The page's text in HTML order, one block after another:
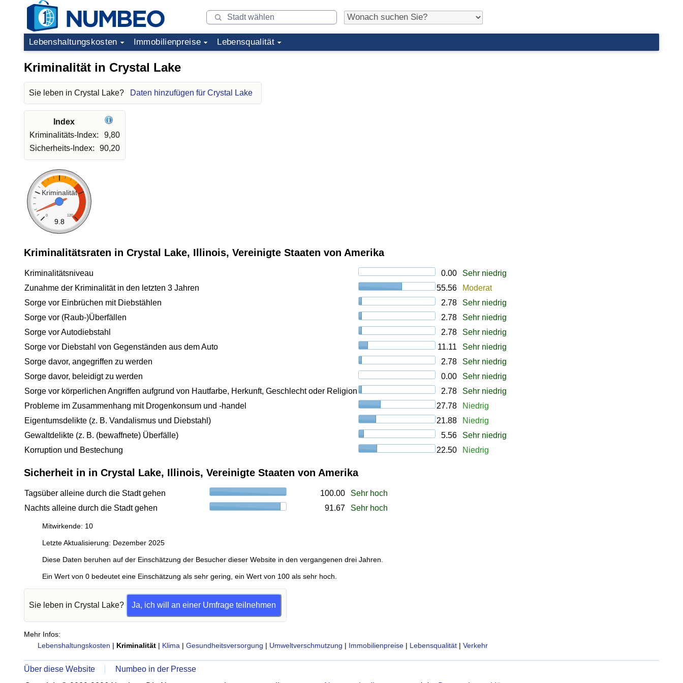
Lebenshaltungskosten Immobilienpreise Lebensqualität
Kriminalität in Crystal Lake
Sie leben in Crystal Lake? Daten hinzufügen für Crystal Lake
Index
Kriminalitäts-Index:
9,80
Sicherheits-Index:
90,20
Kriminalität
0 120
9.8
Kriminalitätsraten in Crystal Lake, Illinois, Vereinigte Staaten von Amerika
Kriminalitätsniveau 0.00
Sehr niedrig
Zunahme der Kriminalität in den letzten 3 Jahren
55.56
Moderat
Sorge vor Einbrüchen mit Diebstählen
2.78
Sehr niedrig
Sorge vor (Raub-)Überfällen
2.78
Sehr niedrig
Sorge vor Autodiebstahl
2.78
Sehr niedrig
Sorge vor Diebstahl von Gegenständen aus dem Auto
11.11
Sehr niedrig
Sorge davor, angegriffen zu werden
2.78
Sehr niedrig
Sorge davor, beleidigt zu werden
0.00
Sehr niedrig
Sorge vor körperlichen Angriffen aufgrund von Hautfarbe, Herkunft, Geschlecht oder Religion
2.78
Sehr niedrig
Probleme im Zusammenhang mit Drogenkonsum und -handel
27.78
Niedrig
Eigentumsdelikte (z. B. Vandalismus und Diebstahl)
21.88
Niedrig
Gewaltdelikte (z. B. (bewaffnete) Überfälle)
5.56
Sehr niedrig
Korruption und Bestechung
22.50 Niedrig
Sicherheit in in Crystal Lake, Illinois, Vereinigte Staaten von Amerika
Tagsüber alleine durch die Stadt gehen 100.00
Sehr hoch
Nachts alleine durch die Stadt gehen
91.67 Sehr hoch
Mitwirkende: 10
Letzte Aktualisierung: Dezember 2025
Diese Daten beruhen auf der Einschätzung der Besucher dieser Website in den vergangenen drei Jahren.
Ein Wert von 0 bedeutet eine Einschätzung als sehr gering, ein Wert von 100 als sehr hoch.
Sie leben in Crystal Lake? Ja, ich will an einer Umfrage teilnehmen
Mehr Infos:
Lebenshaltungskosten | Kriminalität | Klima | Gesundheitsversorgung | Umweltverschmutzung | Immobilienpreise | Lebensqualität | Verkehr
Über diese Website
Numbeo in der Presse